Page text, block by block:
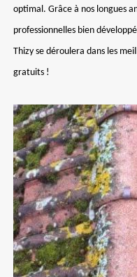
optimal. Grâce à nos longues
professionnelles bien
Thizy se déroulera dans les
gratuits !